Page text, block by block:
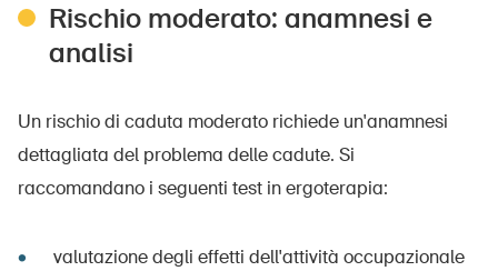
Contatto e consulenza
Punti di contatto cantonali
Rischio moderato: anamnesi e
analisi
Un rischio di caduta moderato richiede un'anamnesi
dettagliata del problema delle cadute. Si
raccomandano i seguenti test in ergoterapia:
valutazione degli effetti dell'attività occupazionale